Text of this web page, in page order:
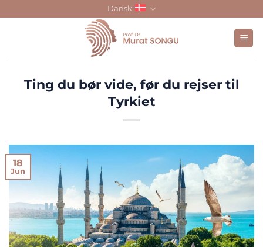
Dansk
Ting du bør vide, før du rejser til
Tyrkiet
18
Jun